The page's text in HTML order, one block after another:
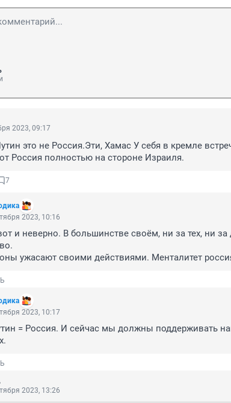
2023, 09:17
это не Россия.Эти, Хамас У себя в кремле
Россия полностью на стороне Израиля.
7
2023, 10:16
и неверно. В большинстве своём, ни за тех, ни
ужасают своими действиями. Менталитет
2023, 10:17
= Россия. И сейчас мы должны поддерживать
2023, 13:26